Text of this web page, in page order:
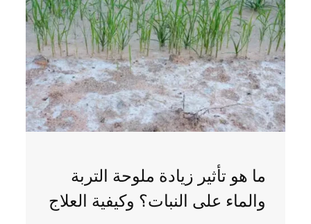
ما هو تأثير زيادة ملوحة التربة
والماء على النبات؟ وكيفية العلاج